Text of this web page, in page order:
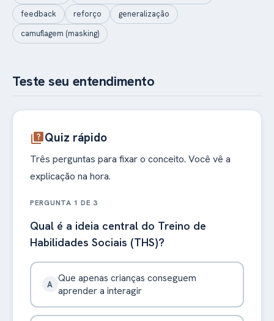
feedback
reforço
generalização
camuflagem (masking)
Teste seu entendimento
quizQuiz rápido
Três perguntas para fixar o conceito. Você vê a
explicação na hora.
PERGUNTA 1 DE 3
Qual é a ideia central do Treino de
Habilidades Sociais (THS)?
A Que apenas crianças conseguem
aprender a interagir